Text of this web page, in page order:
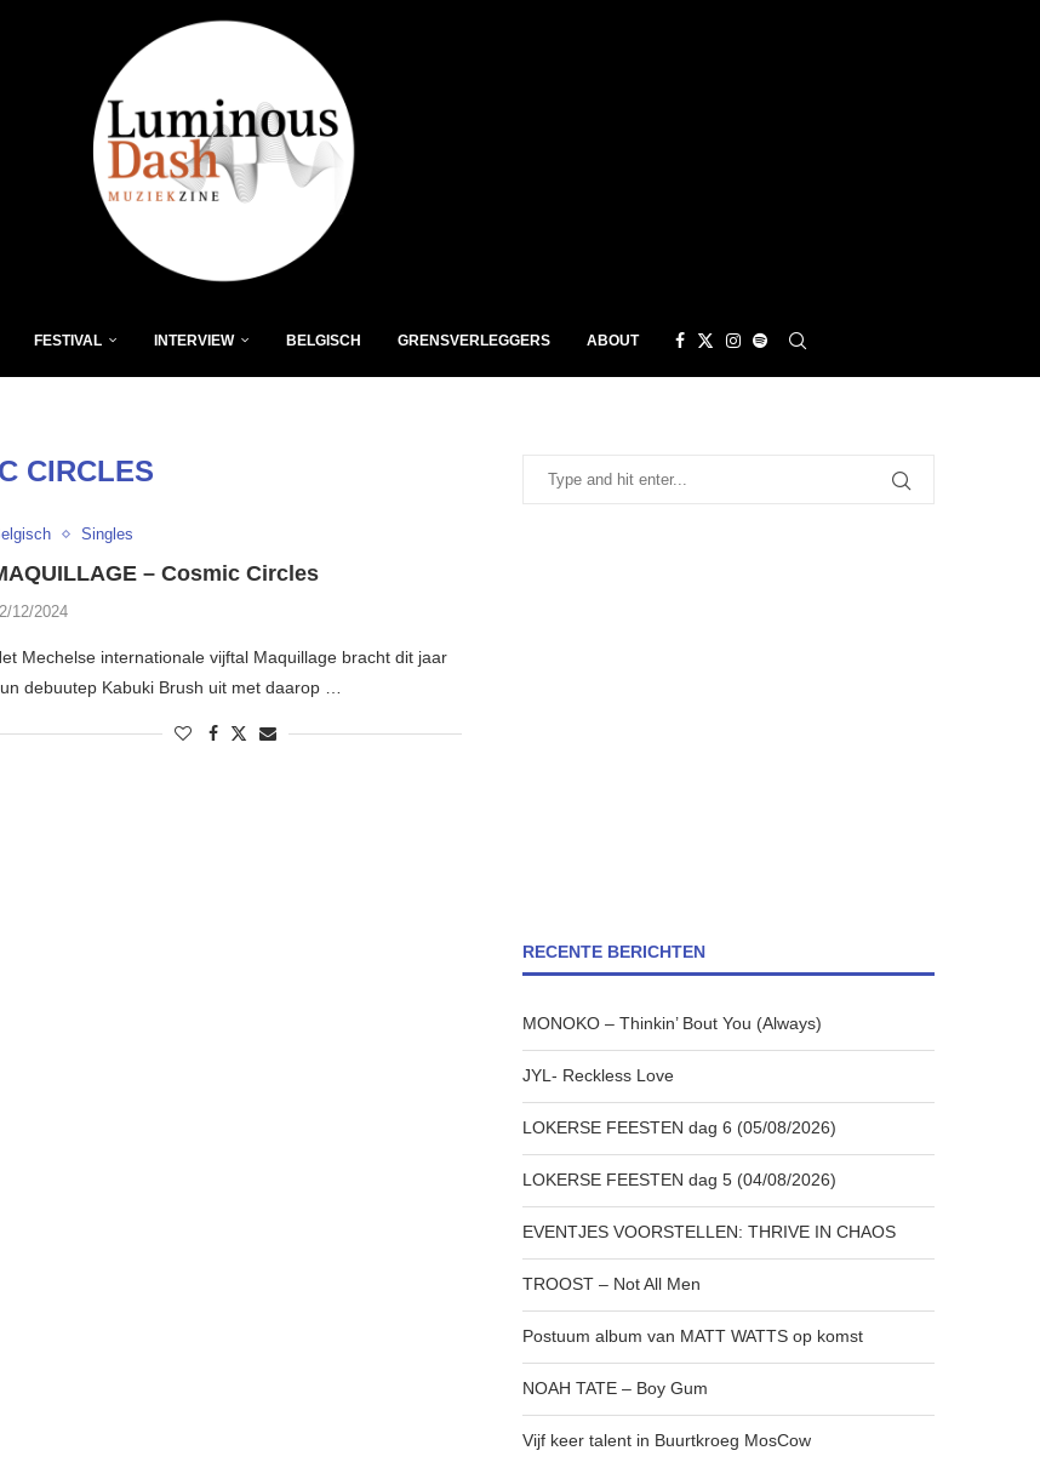
FESTIVAL INTERVIEW BELGISCH GRENSVERLEGGERS ABOUT
CIRCLES
Singles
– Cosmic Circles
12/2024
Mechelse internationale vijftal Maquillage bracht dit jaar
debuutep Kabuki Brush uit met daarop …
RECENTE BERICHTEN
MONOKO – Thinkin’ Bout You (Always)
JYL- Reckless Love
LOKERSE FEESTEN dag 6 (05/08/2026)
LOKERSE FEESTEN dag 5 (04/08/2026)
EVENTJES VOORSTELLEN: THRIVE IN CHAOS
TROOST – Not All Men
Postuum album van MATT WATTS op komst
NOAH TATE – Boy Gum
Vijf keer talent in Buurtkroeg MosCow